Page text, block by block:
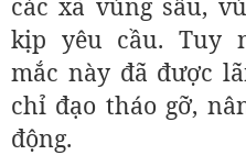
kịp yêu cầu. Tuy
mắc này đã được
chỉ đạo tháo gỡ,
động.